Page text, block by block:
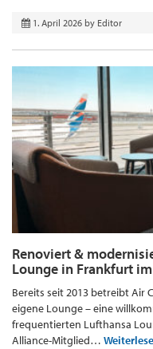
1. April 2026 by Editor
Renoviert &
Lounge in Frankfurt
Bereits seit 2013 betreibt Air
eigene Lounge – eine
frequentierten Lufthansa
Alliance-Mitglied…